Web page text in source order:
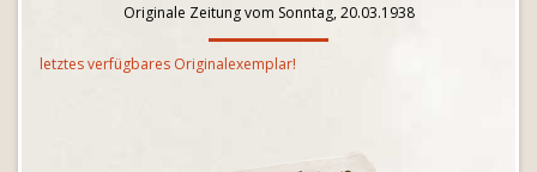
Originale Zeitung vom Sonntag, 20.03.1938
letztes verfügbares Originalexemplar!